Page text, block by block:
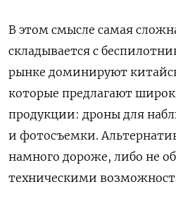
В этом смысле самая
складывается с
рынке доминируют
которые предлагают
продукции: дроны для
и фотосъемки.
намного дороже, либо не
техническими